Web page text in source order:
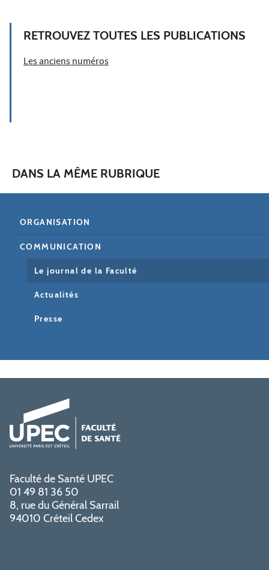
RETROUVEZ TOUTES LES PUBLICATIONS
Les anciens numéros
DANS LA MÊME RUBRIQUE
ORGANISATION
COMMUNICATION
Le journal de la Faculté
Actualités
Presse
Faculté de Santé UPEC
01 49 81 36 50
8, rue du Général Sarrail
94010 Créteil Cedex